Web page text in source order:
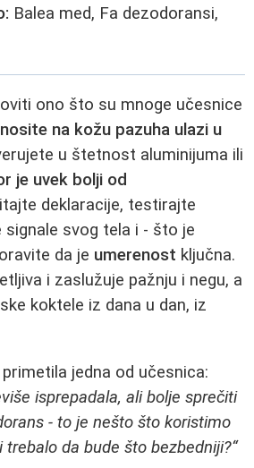
Balea med, Fa dezodoransi,
ono što su mnoge učesnice
na kožu pazuha ulazi u
u štetnost aluminijuma ili
je uvek bolji od
deklaracije, testirajte
svog tela i - što je
da je umerenost ključna.
i zaslužuje pažnju i negu, a
koktele iz dana u dan, iz
jedna od učesnica:
isprepadala, ali bolje sprečiti
- to je nešto što koristimo
da bude što bezbedniji?“